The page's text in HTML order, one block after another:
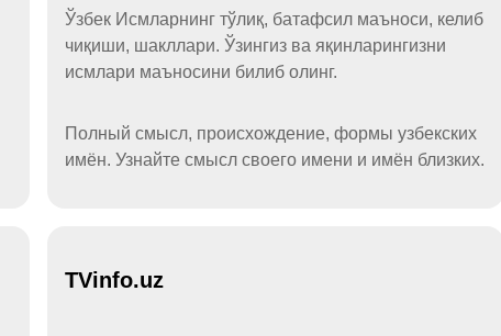
Ўзбек Исмларнинг тўлиқ, батафсил маъноси, келиб
чиқиши, шакллари. Ўзингиз ва яқинларингизни
исмлари маъносини билиб олинг.
Полный смысл, происхождение, формы узбекских
имён. Узнайте смысл своего имени и имён близких.
TVinfo.uz